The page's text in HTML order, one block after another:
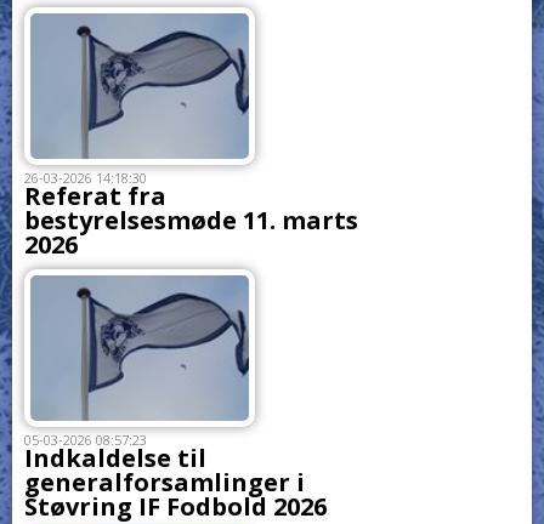
26-03-2026 14:18:30
Referat fra
bestyrelsesmøde 11. marts
2026
05-03-2026 08:57:23
Indkaldelse til
generalforsamlinger i
Støvring IF Fodbold 2026